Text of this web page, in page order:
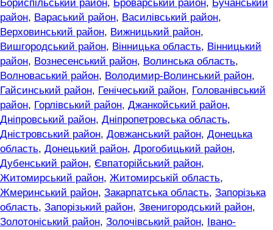
Бориспільський район, Броварський район, Бучанський
район, Вараський район, Василівський район,
Верховинський район, Вижницький район,
Вишгородський район, Вінницька область, Вінницький
район, Вознесенський район, Волинська область,
Волноваський район, Володимир-Волинський район,
Гайсинський район, Генічеський район, Голованівський
район, Горлівський район, Джанкойський район,
Дніпровський район, Дніпропетровська область,
Дністровський район, Довжанський район, Донецька
область, Донецький район, Дрогобицький район,
Дубенський район, Євпаторійський район,
Житомирський район, Житомирській область,
Жмеринський район, Закарпатська область, Запорізька
область, Запорізький район, Звенигородський район,
Золотоніський район, Золочівський район,
Івано-